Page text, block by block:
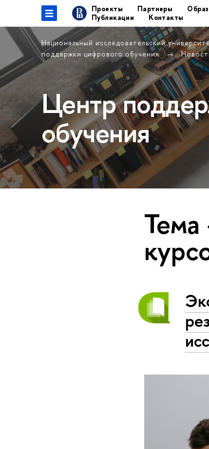
Проекты Партнеры
Публикации
Контакты
Национальный исследовательский
поддержки цифрового обучения
Центр
обучения
Тема